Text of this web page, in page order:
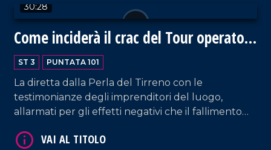
30:28
Come inciderà il crac del Tour operator
tedesco Fit sul turismo calabrese?
ST 3 PUNTATA 101
La diretta dalla Perla del Tirreno con le
testimonianze degli imprenditori del luogo,
allarmati per gli effetti negativi che il fallimento
VAI AL TITOLO
VAI AL TITOLO